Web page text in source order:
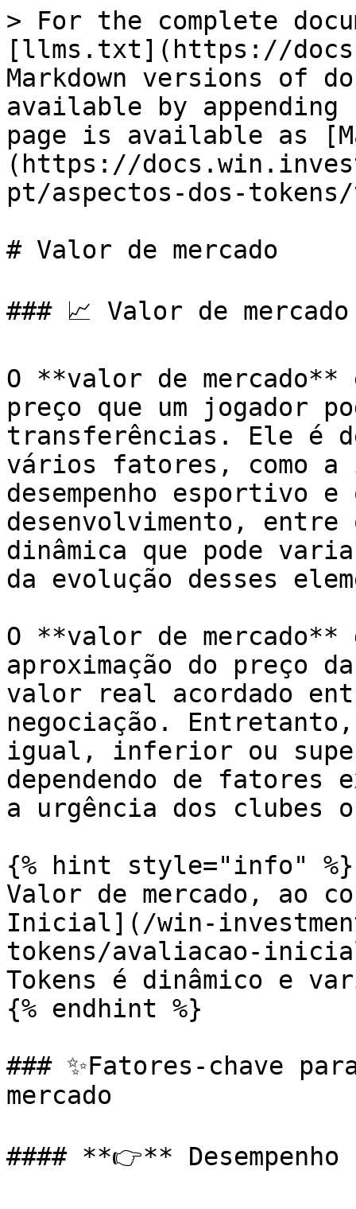
> For the complete
[llms.txt](https://
Markdown versions of
available by
page is available as
(https://
pt/aspectos-dos-
# Valor de mercado
### 📈 Valor de
O **valor de
preço que um jogador
transferências. Ele é
vários fatores, como a
desempenho esportivo
desenvolvimento,
dinâmica que pode
da evolução desses
O **valor de mercado**
aproximação do preço
valor real acordado
negociação.
igual, inferior ou
dependendo de fatores
a urgência dos clubes
{% hint style="info" %}
Valor de mercado, ao
Inicial](/win-
tokens/avaliacao-
Tokens é dinâmico e
{% endhint %}
### ✨Fatores-chave
mercado
#### **👉**